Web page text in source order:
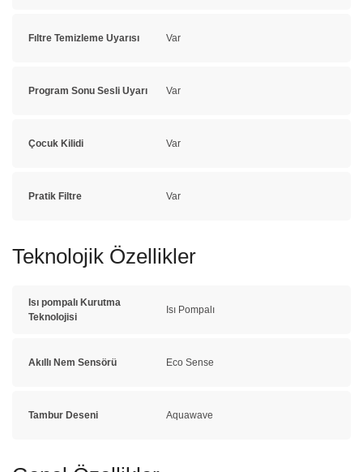
Fıltre Temizleme Uyarısı Var
Program Sonu Sesli Uyarı Var
Çocuk Kilidi Var
Pratik Filtre Var
Teknolojik Özellikler
Isı pompalı Kurutma
Teknolojisi
Isı Pompalı
Akıllı Nem Sensörü Eco Sense
Tambur Deseni Aquawave